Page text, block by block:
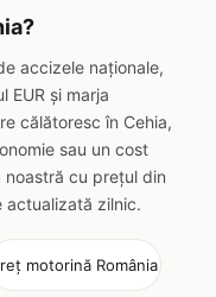
accizele naționale,
EUR și marja
călătoresc în Cehia,
sau un cost
noastră cu prețul din
actualizată zilnic.
motorină România